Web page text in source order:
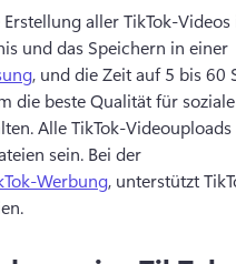
aller TikTok-Videos
und das Speichern in einer
, und die Zeit auf 5 bis 60
die beste Qualität für soziale
Alle TikTok-Videouploads
sein. Bei der
Werbung, unterstützt